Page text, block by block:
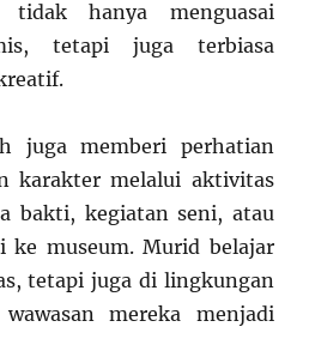
tidak hanya menguasai
tetapi juga terbiasa
juga memberi perhatian
karakter melalui aktivitas
bakti, kegiatan seni, atau
ke museum. Murid belajar
tetapi juga di lingkungan
mereka menjadi